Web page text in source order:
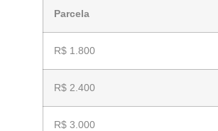
Parcela
R$ 1.800
R$ 2.400
R$ 3.000